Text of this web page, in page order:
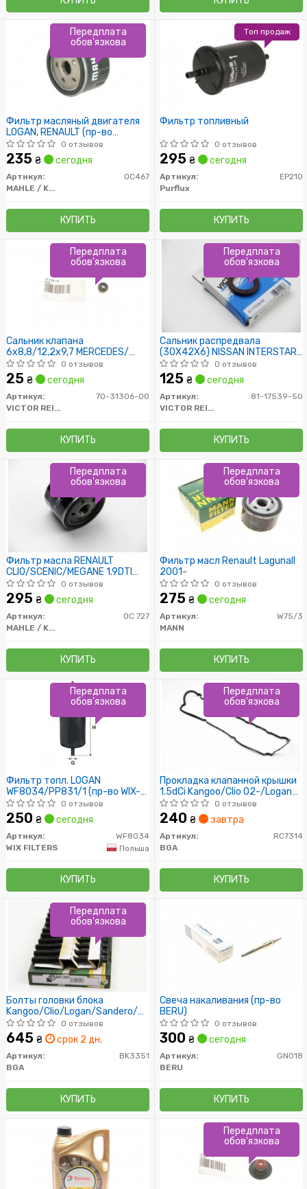
Фильтр масляный двигателя
LOGAN, RENAULT (пр-во
Knecht-Mahle)0 отзывов
235 ₴ сегодня
Артикул:
OC467
MAHLE / KNECHT
КУПИТЬ
Передплата
обов'язкова
Фильтр топливный
0 отзывов
295 ₴ сегодня
Артикул:
EP210
Purflux
КУПИТЬ
Топ продаж
Сальник клапана
6x8,8/12,2x9,7 MERCEDES/
OPEL/ AUDI
0 отзывов
25 ₴ сегодня
Артикул:
70-31306-00
VICTOR REINZ
КУПИТЬ
Передплата
обов'язкова
Сальник распредвала
(30X42X6) NISSAN INTERSTAR,
KUBISTAR, PRIMASTAR
0 отзывов
125 ₴ сегодня
Артикул:
81-17539-50
VICTOR REINZ
КУПИТЬ
Передплата
обов'язкова
Фильтр масла RENAULT
CLIO/SCENIC/MEGANE 1.9DTI
3/97-8/03, 1.9DCi 4/04-
/H=64mm/
0 отзывов
295 ₴ сегодня
Артикул:
OC 727
MAHLE / KNECHT
КУПИТЬ
Передплата
обов'язкова
Фильтр масл Renault LagunaII
2001-
0 отзывов
275 ₴ сегодня
Артикул:
W75/3
MANN
КУПИТЬ
Передплата
обов'язкова
Фильтр топл. LOGAN
WF8034/PP831/1 (пр-во WIX-
Filtron)
0 отзывов
250 ₴ сегодня
Артикул:
WF8034
WIX FILTERS
Польша
КУПИТЬ
Передплата
обов'язкова
Прокладка клапанной крышки
1.5dCi Kangoo/Clio 02-/Logan
07-/Megane 03-0 отзывов
240 ₴ завтра
Артикул:
RC7314
BGA
КУПИТЬ
Передплата
обов'язкова
Болты головки блока
Kangoo/Clio/Logan/Sandero/Megane
1.5dCi 01- (10 шт.)
0 отзывов
645 ₴ срок 2 дн.
Артикул:
BK3351
BGA
КУПИТЬ
Передплата
обов'язкова
Свеча накаливания (пр-во
BERU)
0 отзывов
300 ₴ сегодня
Артикул:
GN018
BERU
КУПИТЬ
Передплата
обов'язкова